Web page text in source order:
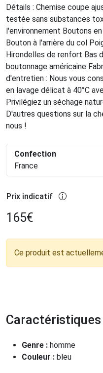
Détails : Chemise coupe
testée sans substances
l'environnement Boutons
Bouton à l'arrière du col
Hirondelles de renfort Bas
boutonnage américaine
d'entretien : Nous vous
en lavage délicat à 40°C
Privilégiez un séchage
D'autres questions sur la
nous !
Confection
France
Prix indicatif
165€
Ce produit est
Caractéristiques
Genre : homme
Couleur : bleu